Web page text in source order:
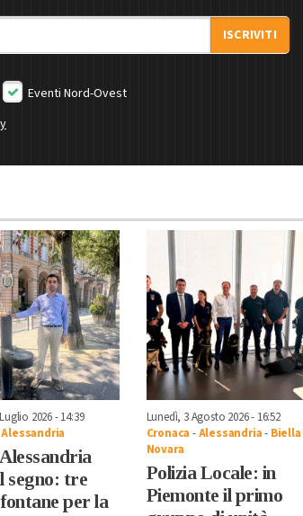
ISCRIVITI
Eventi Nord-Ovest
2026 - 14:39
Alessandria
segno: tre
per la
Lunedì, 3 Agosto 2026 - 16:52
Cronaca -Alessandria- Biella
Novara
Polizia Locale: in
Piemonte il primo